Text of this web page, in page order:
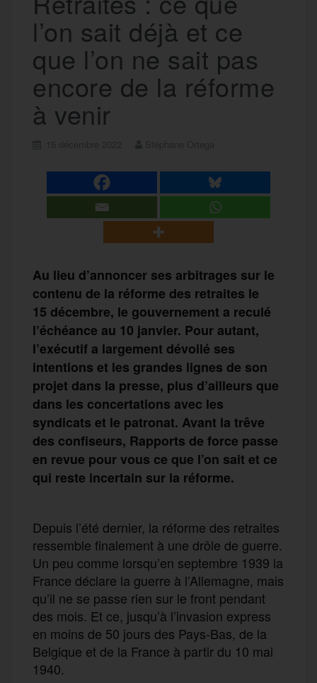
l’on sait déjà et ce
que l’on ne sait pas
encore de la réforme
à venir
Au lieu d’annoncer ses arbitrages sur le
contenu de la réforme des retraites le
15 décembre, le gouvernement a reculé
l’échéance au 10 janvier. Pour autant,
l’exécutif a largement dévoilé ses
intentions et les grandes lignes de son
projet dans la presse, plus d’ailleurs que
dans les concertations avec les
syndicats et le patronat. Avant la trêve
des confiseurs, Rapports de force passe
en revue pour vous ce que l’on sait et ce
qui reste incertain sur la réforme.
Depuis l’été dernier, la réforme des retraites
ressemble finalement à une drôle de guerre.
Un peu comme lorsqu’en septembre 1939 la
France déclare la guerre à l’Allemagne, mais
qu’il ne se passe rien sur le front pendant
des mois. Et ce, jusqu’à l’invasion express
en moins de 50 jours des Pays-Bas, de la
Belgique et de la France à partir du 10 mai
1940.